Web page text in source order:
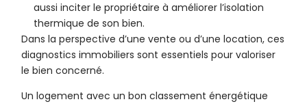
aussi inciter le propriétaire à améliorer l’isolation
thermique de son bien.
Dans la perspective d’une vente ou d’une location, ces
diagnostics immobiliers sont essentiels pour valoriser
le bien concerné.
Un logement avec un bon classement énergétique